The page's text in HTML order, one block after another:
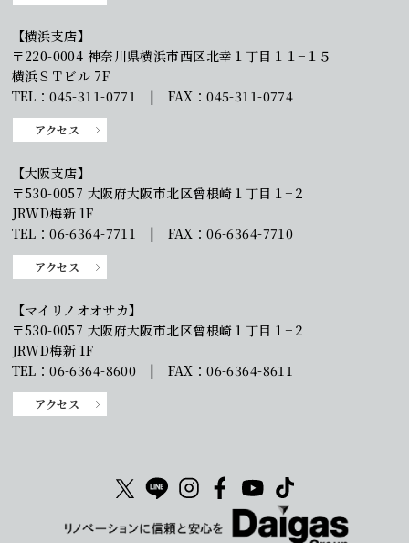
【横浜支店】
〒220-0004 神奈川県横浜市西区北幸１丁目１１−１５
横浜ＳＴビル 7F
TEL：045-311-0771 | FAX：045-311-0774
アクセス
【大阪支店】
〒530-0057 大阪府大阪市北区曾根崎１丁目１−２
JRWD梅新 1F
TEL：06-6364-7711 | FAX：06-6364-7710
アクセス
【マイリノオオサカ】
〒530-0057 大阪府大阪市北区曾根崎１丁目１−２
JRWD梅新 1F
TEL：06-6364-8600 | FAX：06-6364-8611
アクセス